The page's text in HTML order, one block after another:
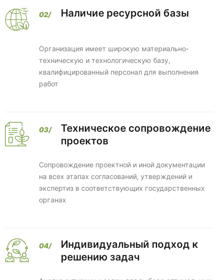
Наличие ресурсной базы
Организация имеет широкую материально-
техническую и технологическую базу,
квалифицированный персонал для выполнения
работ
Техническое сопровождение
проектов
Сопровождение проектной и иной документации
на всех этапах согласований, утверждений и
экспертиз в соответствующих государственных
органах
Индивидуальный подход к
решению задач